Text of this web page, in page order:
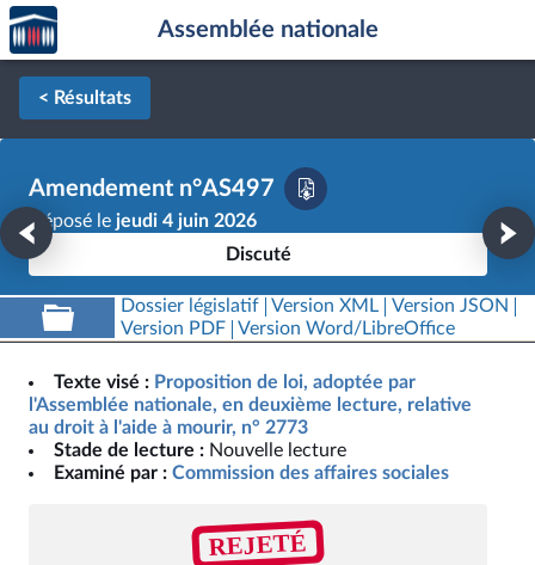
Aller au contenu
Aller en bas de la page
Accèder
à la
page
d'accueil
Assemblée nationale
< Résultats
Amendement n°AS497
Déposé le jeudi 4 juin 2026
Discuté
Dossier législatif Version XML
Version JSON
Version PDF
Version Word/LibreOffice
Texte visé : Proposition de loi, adoptée par
l'Assemblée nationale, en deuxième lecture, relative
au droit à l'aide à mourir, n° 2773
Stade de lecture : Nouvelle lecture
Examiné par : Commission des affaires sociales
REJETÉ